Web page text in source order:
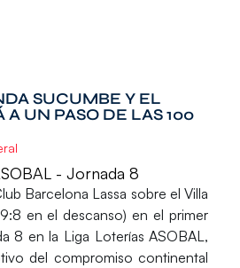
SUCUMBE Y EL
A UN PASO DE LAS 100
- Jornada 8
Barcelona Lassa sobre elVilla
en el descanso) en el primer
8 en la Liga Loterías ASOBAL ,
del compromiso continental